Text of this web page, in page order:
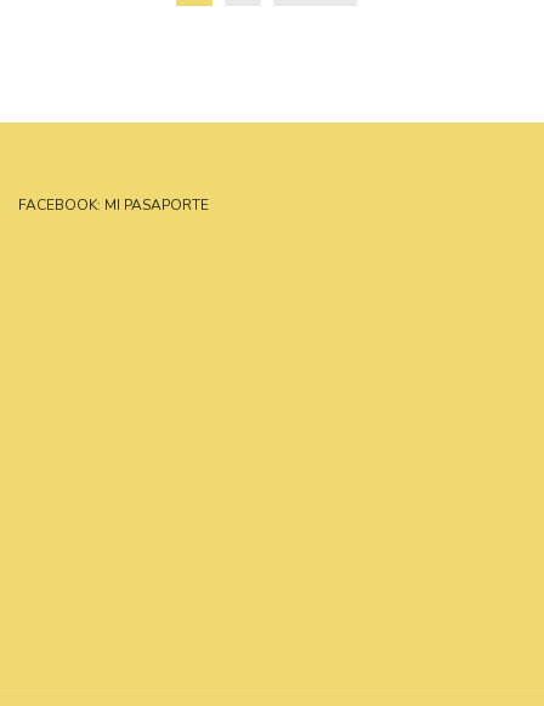
FACEBOOK: MI PASAPORTE